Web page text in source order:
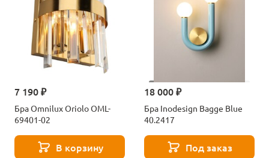
7 190 ₽
Бра Omnilux Oriolo OML-
69401-02
В корзину
18 000 ₽
Бра Inodesign Bagge Blue
40.2417
Под заказ